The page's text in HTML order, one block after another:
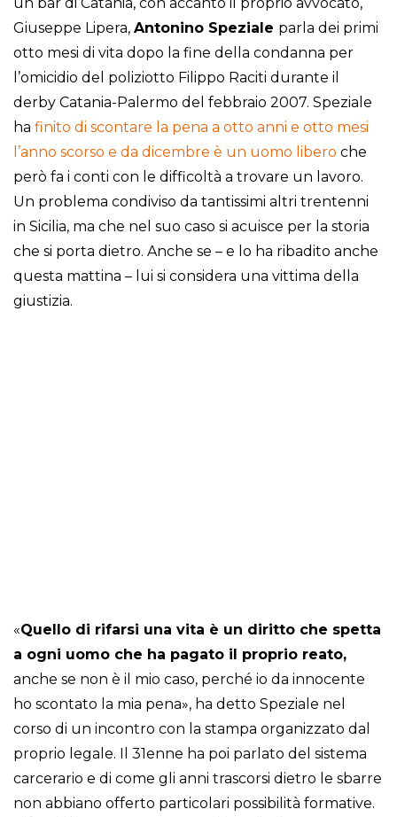
Giuseppe Lipera, Antonino Speziale parla dei primi
otto mesi di vita dopo la fine della condanna per
l’omicidio del poliziotto Filippo Raciti durante il
derby Catania-Palermo del febbraio 2007. Speziale
ha finito di scontare la pena a otto anni e otto mesi
l’anno scorso e da dicembre è un uomo libero che
però fa i conti con le difficoltà a trovare un lavoro.
Un problema condiviso da tantissimi altri trentenni
in Sicilia, ma che nel suo caso si acuisce per la storia
che si porta dietro. Anche se – e lo ha ribadito anche
questa mattina – lui si considera una vittima della
giustizia.
«Quello di rifarsi una vita è un diritto che spetta
a ogni uomo che ha pagato il proprio reato,
anche se non è il mio caso, perché io da innocente
ho scontato la mia pena», ha detto Speziale nel
corso di un incontro con la stampa organizzato dal
proprio legale. Il 31enne ha poi parlato del sistema
carcerario e di come gli anni trascorsi dietro le sbarre
non abbiano offerto particolari possibilità formative.